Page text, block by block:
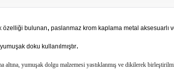
özelliği bulunan, paslanmaz krom kaplama metal
doku kullanılmıştır.
altına, yumuşak dolgu malzemesi yastıklanmış ve dikilerek